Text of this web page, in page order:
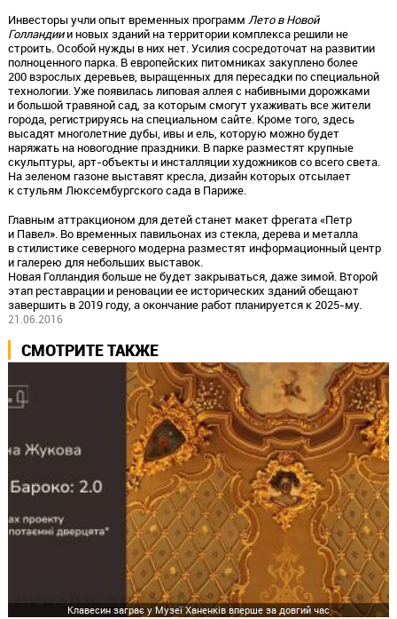
Инвесторы учли опыт временных программ Лето в Новой
Голландиии новых зданий на территории комплекса решили не
строить. Особой нужды в них нет. Усилия сосредоточат на развитии
полноценного парка. В европейских питомниках закуплено более
200 взрослых деревьев, выращенных для пересадки по специальной
технологии. Уже появилась липовая аллея с набивными дорожками
и большой травяной сад, за которым смогут ухаживать все жители
города, регистрируясь на специальном сайте. Кроме того, здесь
высадят многолетние дубы, ивы и ель, которую можно будет
наряжать на новогодние праздники. В парке разместят крупные
скульптуры, арт-объекты и инсталляции художников со всего света.
На зеленом газоне выставят кресла, дизайн которых отсылает
к стульям Люксембургского сада в Париже.
Главным аттракционом для детей станет макет фрегата «Петр
и Павел». Во временных павильонах из стекла, дерева и металла
в стилистике северного модерна разместят информационный центр
и галерею для небольших выставок.
Новая Голландия больше не будет закрываться, даже зимой. Второй
этап реставрации и реновации ее исторических зданий обещают
завершить в 2019 году, а окончание работ планируется к 2025-му.
21.06.2016
СМОТРИТЕ ТАКЖЕ
Клавесин заграє у Музеї Ханенків вперше за довгий час